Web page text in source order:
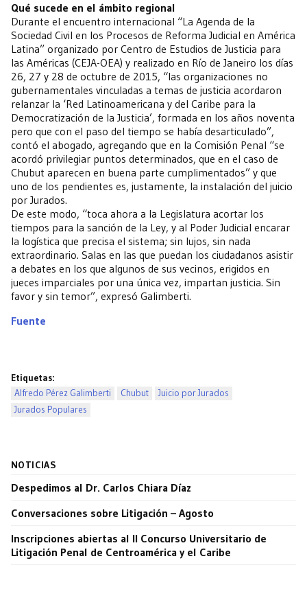
Qué sucede en el ámbito regional
Durante el encuentro internacional “La Agenda de la
Sociedad Civil en los Procesos de Reforma Judicial en América
Latina” organizado por Centro de Estudios de Justicia para
las Américas (CEJA-OEA) y realizado en Río de Janeiro los días
26, 27 y 28 de octubre de 2015, “las organizaciones no
gubernamentales vinculadas a temas de justicia acordaron
relanzar la ‘Red Latinoamericana y del Caribe para la
Democratización de la Justicia’, formada en los años noventa
pero que con el paso del tiempo se había desarticulado”,
contó el abogado, agregando que en la Comisión Penal “se
acordó privilegiar puntos determinados, que en el caso de
Chubut aparecen en buena parte cumplimentados” y que
uno de los pendientes es, justamente, la instalación del juicio
por Jurados.
De este modo, “toca ahora a la Legislatura acortar los
tiempos para la sanción de la Ley, y al Poder Judicial encarar
la logística que precisa el sistema; sin lujos, sin nada
extraordinario. Salas en las que puedan los ciudadanos asistir
a debates en los que algunos de sus vecinos, erigidos en
jueces imparciales por una única vez, impartan justicia. Sin
favor y sin temor”, expresó Galimberti.
Fuente
Etiquetas:
Alfredo Pérez Galimberti
Chubut
Juicio por Jurados
Jurados Populares
NOTICIAS
Despedimos al Dr. Carlos Chiara Díaz
Conversaciones sobre Litigación – Agosto
Inscripciones abiertas al II Concurso Universitario de
Litigación Penal de Centroamérica y el Caribe